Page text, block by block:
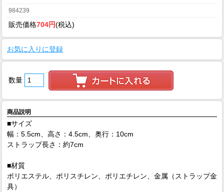
984239
販売価格704円(税込)
お気に入りに登録
数量
商品説明
■サイズ
幅：5.5cm、高さ：4.5cm、奥行：10cm
ストラップ長さ：約7cm
■材質
ポリエステル、ポリスチレン、ポリエチレン、金属（ストラップ金
具）